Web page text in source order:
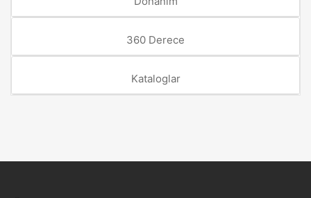
360 Derece
Kataloglar